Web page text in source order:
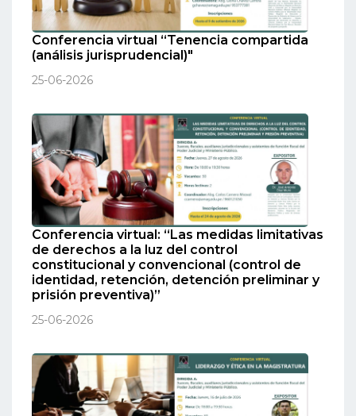
Conferencia virtual “Tenencia compartida
(análisis jurisprudencial)"
25-06-2026
Conferencia virtual: “Las medidas limitativas
de derechos a la luz del control
constitucional y convencional (control de
identidad, retención, detención preliminar y
prisión preventiva)”
25-06-2026